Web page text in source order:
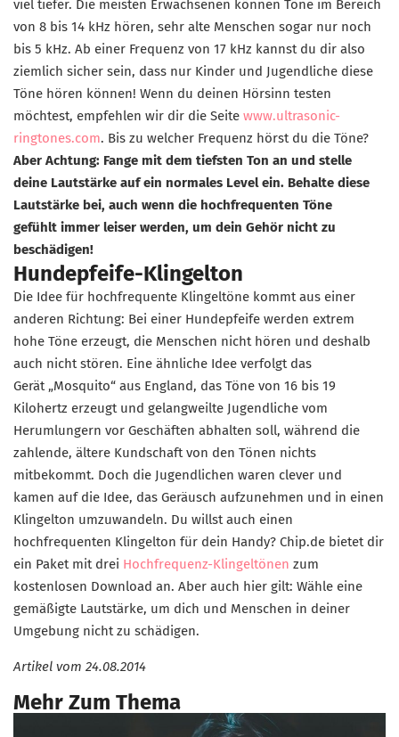
viel tiefer. Die meisten Erwachsenen können Töne im Bereich
von 8 bis 14 kHz hören, sehr alte Menschen sogar nur noch
bis 5 kHz. Ab einer Frequenz von 17 kHz kannst du dir also
ziemlich sicher sein, dass nur Kinder und Jugendliche diese
Töne hören können! Wenn du deinen Hörsinn testen
möchtest, empfehlen wir dir die Seite www.ultrasonic-
ringtones.com. Bis zu welcher Frequenz hörst du die Töne?
Aber Achtung: Fange mit dem tiefsten Ton an und stelle
deine Lautstärke auf ein normales Level ein. Behalte diese
Lautstärke bei, auch wenn die hochfrequenten Töne
gefühlt immer leiser werden, um dein Gehör nicht zu
beschädigen!
Hundepfeife-Klingelton
Die Idee für hochfrequente Klingeltöne kommt aus einer
anderen Richtung: Bei einer Hundepfeife werden extrem
hohe Töne erzeugt, die Menschen nicht hören und deshalb
auch nicht stören. Eine ähnliche Idee verfolgt das
Gerät „Mosquito“ aus England, das Töne von 16 bis 19
Kilohertz erzeugt und gelangweilte Jugendliche vom
Herumlungern vor Geschäften abhalten soll, während die
zahlende, ältere Kundschaft von den Tönen nichts
mitbekommt. Doch die Jugendlichen waren clever und
kamen auf die Idee, das Geräusch aufzunehmen und in einen
Klingelton umzuwandeln. Du willst auch einen
hochfrequenten Klingelton für dein Handy? Chip.de bietet dir
ein Paket mit drei Hochfrequenz-Klingeltönen zum
kostenlosen Download an. Aber auch hier gilt: Wähle eine
gemäßigte Lautstärke, um dich und Menschen in deiner
Umgebung nicht zu schädigen.
Artikel vom 24.08.2014
Mehr Zum Thema